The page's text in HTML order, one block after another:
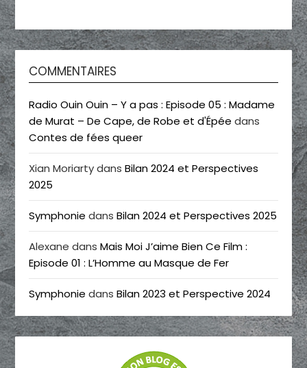
COMMENTAIRES
Radio Ouin Ouin – Y a pas : Episode 05 : Madame
de Murat – De Cape, de Robe et d'Épée dans
Contes de fées queer
Xian MoriartydansBilan 2024 et Perspectives
2025
Symphonie dansBilan 2024 et Perspectives 2025
Alexane dansMais Moi J’aime Bien Ce Film :
Episode 01 : L’Homme au Masque de Fer
Symphonie dansBilan 2023 et Perspective 2024